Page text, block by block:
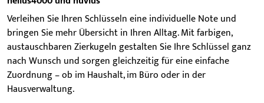
Verleihen Sie Ihren Schlüsseln eine individuelle Note und
bringen Sie mehr Übersicht in Ihren Alltag. Mit farbigen,
austauschbaren Zierkugeln gestalten Sie Ihre Schlüssel ganz
nach Wunsch und sorgen gleichzeitig für eine einfache
Zuordnung – ob im Haushalt, im Büro oder in der
Hausverwaltung.